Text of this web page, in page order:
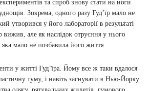
та спроб знову стати на ноги
Зокрема, одного разу Гудʼїр мало не
утворився у його лабораторії в результаті
вижив, але як наслідок отруєння у нього
мало не позбавила його життя.
у житті Гудʼїра. Йому все ж таки вдалося
гуму, і навіть заснувати в Нью-Йорку